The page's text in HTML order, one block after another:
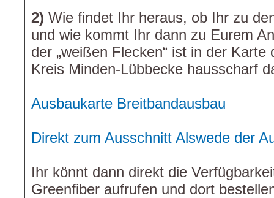
2) Wie findet Ihr heraus, ob Ihr zu
und wie kommt Ihr dann zu Eurem
der „weißen Flecken“ ist in der
Kreis Minden-Lübbecke hausscharf
Ausbaukarte Breitbandausbau
Direkt zum Ausschnitt Alswede der
Ihr könnt dann direkt die
Greenfiber aufrufen und dort